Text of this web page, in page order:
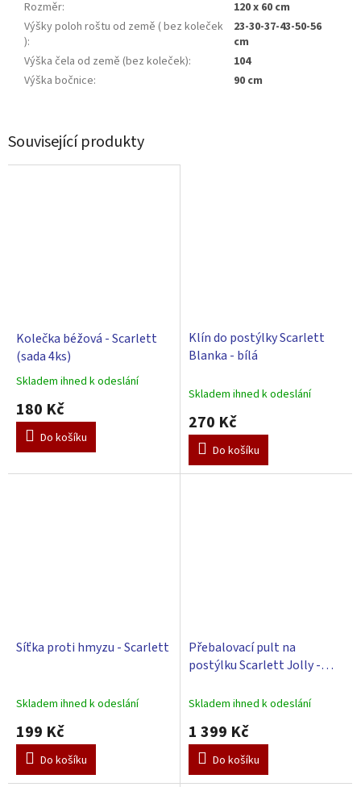
Související produkty
Kolečka béžová - Scarlett
(sada 4ks)
Průměrné
hodnocení
produktu
3,0
5
Skladem ihned k odeslání
180 Kč
Do košíku
Klín do postýlky Scarlett
Blanka - bílá
Skladem ihned k odeslání
270 Kč
Do košíku
Síťka proti hmyzu - Scarlett
Skladem ihned k odeslání
199 Kč
Do košíku
Přebalovací pult na
postýlku Scarlett Jolly -
Skladem ihned k odeslání
1 399 Kč
Do košíku
Rozměr:
120 x 60 cm
Výšky poloh roštu od země ( bez koleček
):
23-30-37-43-50-56
cm
Výška čela od země (bez koleček):
104
Výška bočnice: 90 cm